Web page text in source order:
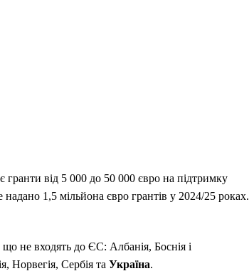
від 5 000 до 50 000 євро на підтримку
1,5 мільйона євро грантів у 2024/25 роках.
що не входять до ЄС: Албанія, Боснія і
Норвегія, Сербія та Україна.